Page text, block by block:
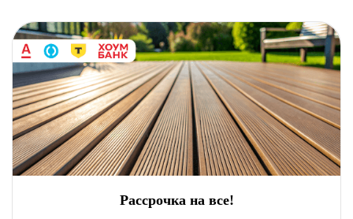
Рассрочка на все!